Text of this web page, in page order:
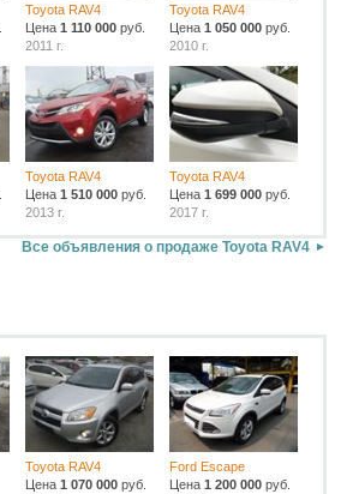
Toyota RAV4
Цена 1 110 000руб.
2011 г.
Toyota RAV4
Цена 1 050 000руб.
2010 г.
Toyota RAV4
Цена 1 510 000руб.
2013 г.
Toyota RAV4
Цена 1 699 000руб.
2017 г.
Все объявления о продаже Toyota RAV4
Toyota RAV4
Цена 1 070 000руб.
Ford Escape
Цена 1 200 000руб.